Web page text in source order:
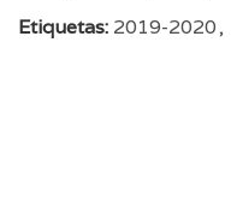
Etiquetas: 2019-2020,